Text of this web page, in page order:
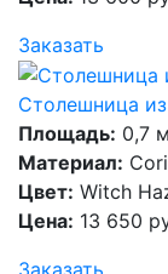
Заказать
Столешница
Площадь: 0,7
Материал:
Цвет: Witch
Цена: 13 650